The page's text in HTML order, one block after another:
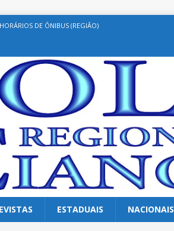
HORÁRIOS DE ÔNIBUS (REGIÃO)
ESTADUAIS NACIONAIS